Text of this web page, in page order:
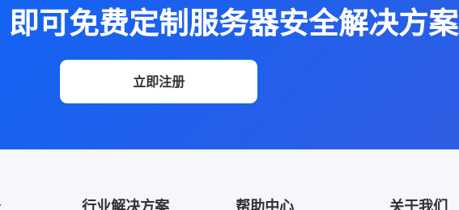
可免费定制服务器安全解决方案
立即注册